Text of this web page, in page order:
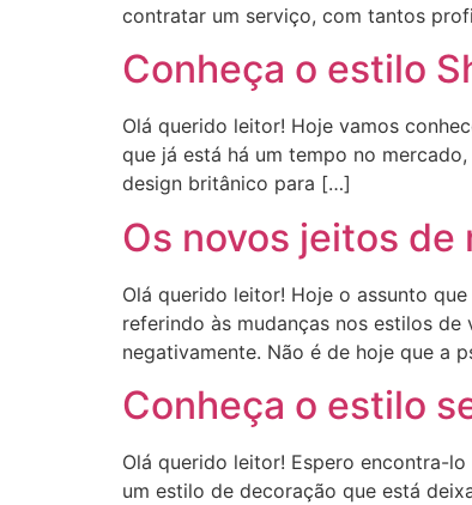
contratar um serviço, com tantos
Conheça o estilo
Olá querido leitor! Hoje vamos
que já está há um tempo no
design britânico para […]
Os novos jeitos de
Olá querido leitor! Hoje o assunto
referindo às mudanças nos estilos
negativamente. Não é de hoje que a
Conheça o estilo
Olá querido leitor! Espero encontra-
um estilo de decoração que está